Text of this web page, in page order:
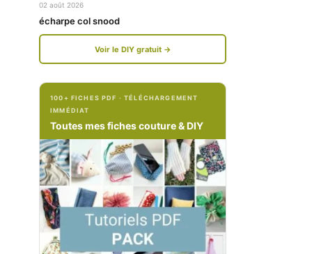
b
o
.
c
o
m
g
m
.
c
o
m
/
02 août 2026
écharpe col snood
Voir le DIY gratuit →
100+ FICHES PDF · TÉLÉCHARGEMENT
IMMÉDIAT
Toutes mes fiches couture & DIY